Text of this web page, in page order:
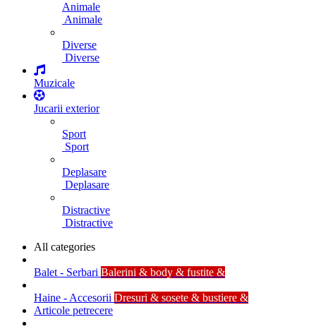
Animale
Animale
Diverse
Diverse
Muzicale
Jucarii exterior
Sport
Sport
Deplasare
Deplasare
Distractive
Distractive
All categories
Balet - Serbari Balerini & body & fustite &
Haine - Accesorii Dresuri & sosete & bustiere &
Articole petrecere